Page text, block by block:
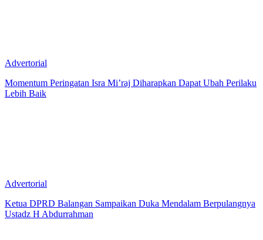
Advertorial
Momentum Peringatan Isra Mi’raj Diharapkan Dapat Ubah Perilaku
Lebih Baik
Advertorial
Ketua DPRD Balangan Sampaikan Duka Mendalam Berpulangnya
Ustadz H Abdurrahman